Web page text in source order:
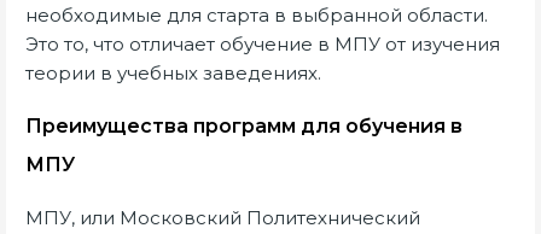
необходимые для старта в выбранной области.
Это то, что отличает обучение в МПУ от изучения
теории в учебных заведениях.
Преимущества программ для обучения в
МПУ
МПУ, или Московский Политехнический